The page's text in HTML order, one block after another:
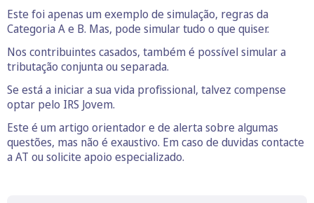
Este foi apenas um exemplo de simulação, regras da
Categoria A e B. Mas, pode simular tudo o que quiser.
Nos contribuintes casados, também é possível simular a
tributação conjunta ou separada.
Se está a iniciar a sua vida profissional, talvez compense
optar pelo IRS Jovem.
Este é um artigo orientador e de alerta sobre algumas
questões, mas não é exaustivo. Em caso de duvidas contacte
a AT ou solicite apoio especializado.